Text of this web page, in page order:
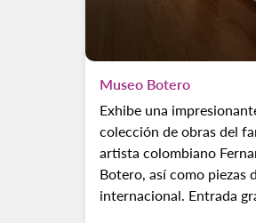
Museo Botero
Exhibe una
colección de obras del
artista colombiano
Botero, así como piezas
internacional. Entrada